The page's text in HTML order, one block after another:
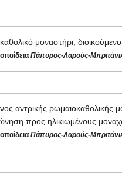
μοναστήρι,
Πάπυρος-Λαρούς-
αντρικής ρωμαιοκαθολικής
προς ηλικιωμένους
Πάπυρος-Λαρούς-